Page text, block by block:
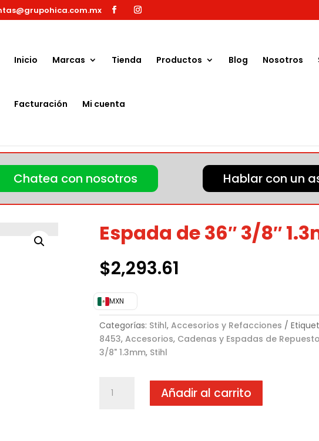
Inicio Marcas Tienda Productos Blog Nosotros
Facturación Mi cuenta
Búsqueda
Chatea con nosotros Hablar con un
Espada de 36″ 3/8″
$2,293.61
MXN
Categorías: Stihl, Accesorios y Refacciones
8453, Accesorios, Cadenas y Espadas de Repuesto
3/8" 1.3mm, Stihl
Añadir al carrito